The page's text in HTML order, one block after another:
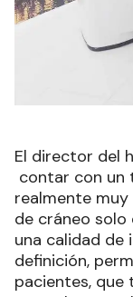
El director del
contar con un
realmente
de cráneo solo
una calidad de
definición,
pacientes, que